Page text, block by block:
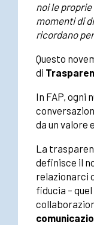
noi le
momenti di
ricordano
Questo
di
In FAP, ogni
da un valore
La
definisce il
relazionarci
fiducia –